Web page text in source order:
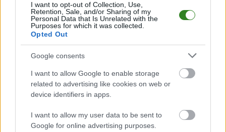
I want to opt-out of Collection, Use,
Retention, Sale, and/or Sharing of my
Personal Data that Is Unrelated with the
Purposes for which it was collected.
Opted Out
Google consents
I want to allow Google to enable storage
related to advertising like cookies on web or
device identifiers in apps.
I want to allow my user data to be sent to
Google for online advertising purposes.
Korona II Kielceprzystępuje do tego spotkania w roli gospodarza. Jak
drużyna radzi sobie w sezonie 2025/2026 rozgrywek III liga, gr. IV przed
własną publicznością? Na tej stronie możecie zobaczyć tabelę
uwzględniającą tylko mecze u siebie. W tabeli biorącej pod uwagę tylko
mecze wyjazdowe możecie natomiast sprawdzić jak spisuje się klub
Wisłoka Dębica.
III liga, gr. IV - sytuacja w tabeli
Przed meczami 31. kolejki - Betclic III liga, gr. IV gospodarze (Korona II
Kielce) zajmują 6. miejsce w tabeli. Goście (Wisłoka Dębica) plasują się
Poniżej znajdziesz także ostatnie mecze obu drużyn oraz statystyki
bramkowe.